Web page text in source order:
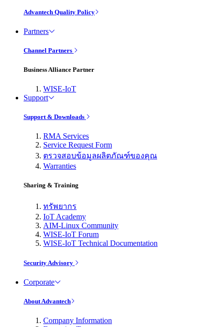
Advantech Quality Policy
Partners
Channel Partners
Business Alliance Partner
WISE-IoT
Support
Support & Downloads
RMA Services
Service Request Form
ตรวจสอบข้อมูลผลิตภัณฑ์ของคุณ
Warranties
Sharing & Training
ทรัพยากร
IoT Academy
AIM-Linux Community
WISE-IoT Forum
WISE-IoT Technical Documentation
Security Advisory
Corporate
About Advantech
Company Information